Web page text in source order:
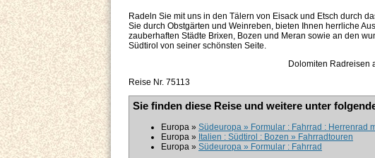
Radeln Sie mit uns in den Tälern von Eisack und Etsch durch
Sie durch Obstgärten und Weinreben, bieten Ihnen herrliche
zauberhaften Städte Brixen, Bozen und Meran sowie an den
Südtirol von seiner schönsten Seite.
Dolomiten Radreisen
Reise Nr. 75113
Sie finden diese Reise und weitere unter
Europa » Südeuropa » Formular : Fahrrad : Herrenrad
Europa » Italien : Südtirol : Bozen » Fahrradtouren
Europa » Südeuropa » Formular : Fahrrad